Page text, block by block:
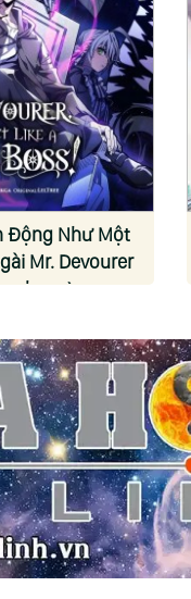
Động Như Một
Mr. Devourer